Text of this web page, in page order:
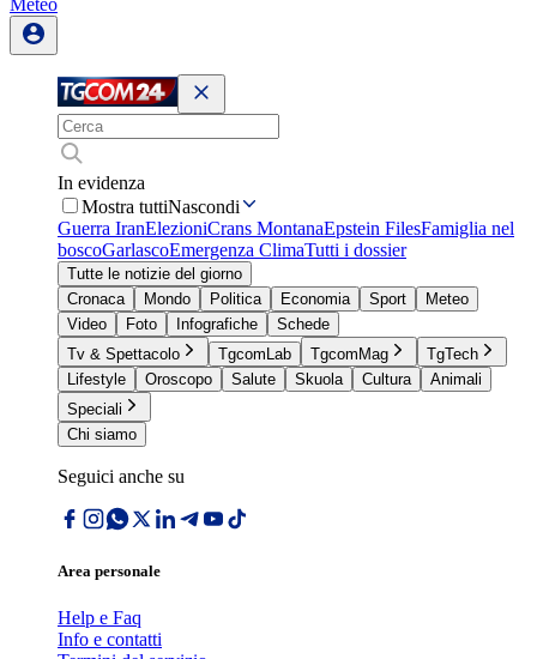
Meteo
In evidenza
Mostra tuttiNascondi
Guerra IranElezioniCrans MontanaEpstein FilesFamiglia nel
boscoGarlascoEmergenza ClimaTutti i dossier
Tutte le notizie del giorno
Cronaca
Mondo Politica Economia Sport
Meteo
Video
Foto Infografiche
Schede
Tv & Spettacolo
TgcomLab TgcomMag
TgTech
Lifestyle
Oroscopo Salute Skuola Cultura
Animali
Speciali
Chi siamo
Seguici anche su
Area personale
Help e Faq
Info e contatti